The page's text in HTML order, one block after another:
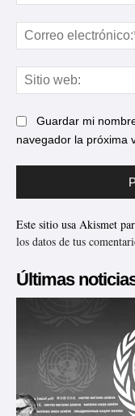
Guardar mi
navegador la próxima
Este sitio usa Akismet
los datos de tus
Últimas